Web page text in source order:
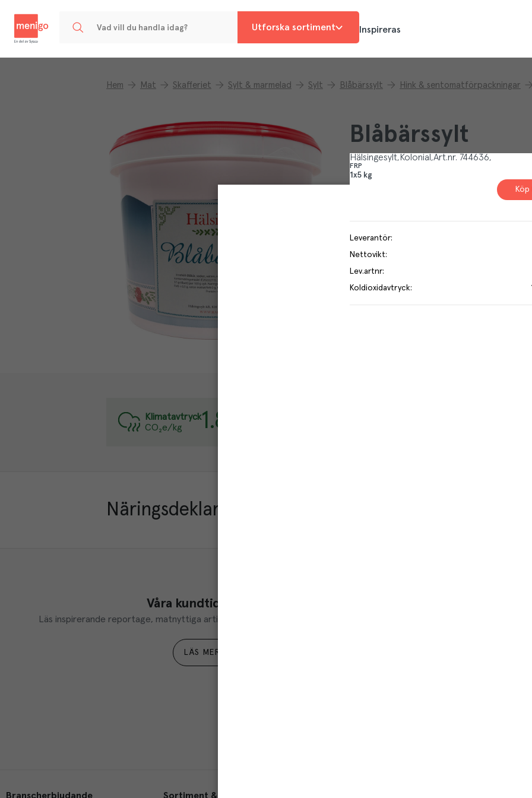
Utforska sortiment Inspireras
Hem Mat Skafferiet Sylt & marmelad Sylt Blåbärssylt Hink & sentomatförpackningar
Blåbärssylt
Hälsingesylt Kolonial Art.nr. 744636
FRP
1x5 kg
Köp
Leverantör:
Nettovikt:
Lev.artnr:
Koldioxidavtryck:
Klimatavtryck
CO₂e/kg
1.8
Varje kilo av varan påverkar klimatet motsvarande utsläppen av 1.8 kg
Näringsdeklaration
Våra kundtidningar
Läs inspirerande reportage, matnyttiga artiklar och ta del av aktuella kampanjer.
LÄS MER
Du som är Menigo-
Branscherbjudande Sortiment & tjänster